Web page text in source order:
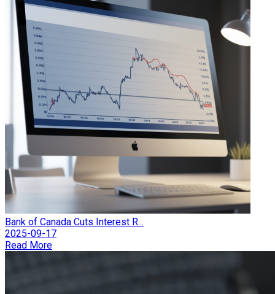
Bank of Canada Cuts Interest R...
2025-09-17
Read More